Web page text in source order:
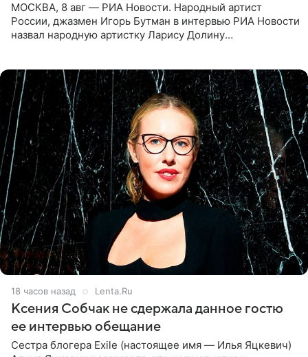
МОСКВА, 8 авг — РИА Новости. Народный артист
России, джазмен Игорь Бутман в интервью РИА Новости
назвал народную артистку Ларису Долину
18 часов назад Lenta.Ru
Ксения Собчак не сдержала данное гостю
ее интервью обещание
Сестра блогера Exile (настоящее имя — Илья Яцкевич)